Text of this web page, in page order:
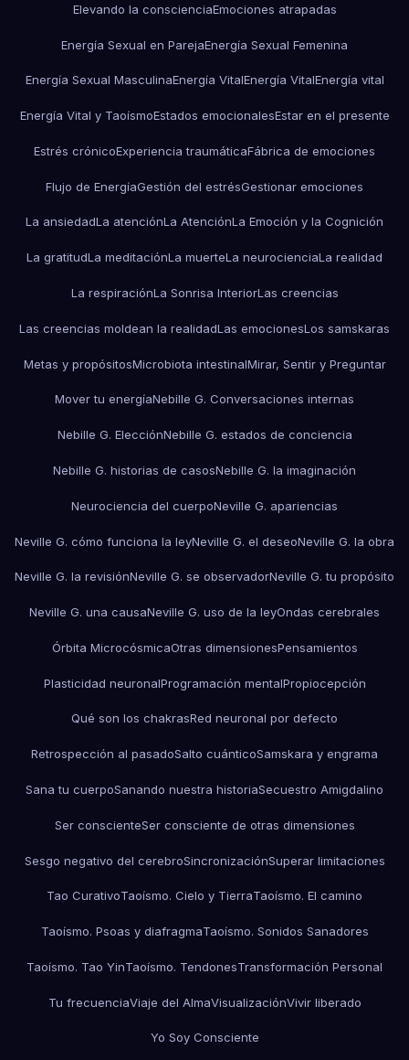
Elevando la conscienciaEmociones atrapadas
Energía Sexual en ParejaEnergía Sexual Femenina
Energía Sexual MasculinaEnergía VitalEnergía VitalEnergía vital
Energía Vital y TaoísmoEstados emocionalesEstar en el presente
Estrés crónicoExperiencia traumáticaFábrica de emociones
Flujo de EnergíaGestión del estrésGestionar emociones
La ansiedadLa atenciónLa AtenciónLa Emoción y la Cognición
La gratitudLa meditaciónLa muerteLa neurocienciaLa realidad
La respiraciónLa Sonrisa InteriorLas creencias
Las creencias moldean la realidadLas emocionesLos samskaras
Metas y propósitosMicrobiota intestinalMirar, Sentir y Preguntar
Mover tu energíaNebille G. Conversaciones internas
Nebille G. ElecciónNebille G. estados de conciencia
Nebille G. historias de casosNebille G. la imaginación
Neurociencia del cuerpoNeville G. apariencias
Neville G. cómo funciona la leyNeville G. el deseoNeville G. la obra
Neville G. la revisiónNeville G. se observadorNeville G. tu propósito
Neville G. una causaNeville G. uso de la leyOndas cerebrales
Órbita MicrocósmicaOtras dimensionesPensamientos
Plasticidad neuronalProgramación mentalPropiocepción
Qué son los chakrasRed neuronal por defecto
Retrospección al pasadoSalto cuánticoSamskara y engrama
Sana tu cuerpoSanando nuestra historiaSecuestro Amigdalino
Ser conscienteSer consciente de otras dimensiones
Sesgo negativo del cerebroSincronizaciónSuperar limitaciones
Tao CurativoTaoísmo. Cielo y TierraTaoísmo. El camino
Taoísmo. Psoas y diafragmaTaoísmo. Sonidos Sanadores
Taoísmo. Tao YinTaoísmo. TendonesTransformación Personal
Tu frecuenciaViaje del AlmaVisualizaciónVivir liberado
Yo Soy Consciente